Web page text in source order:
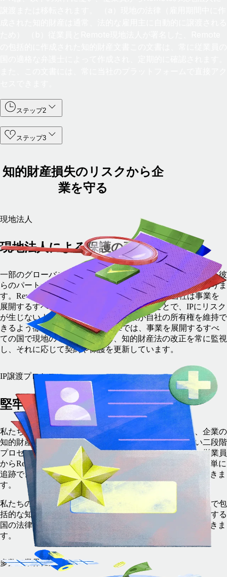
ステップ2
ステップ3
知的財産損失のリスクから企
業を守る
現地法人
現地法人による保護の強化
一部のグローバル雇用プロバイダーは、あなたの知的財産を彼
らのパートナーに渡すため、リスクが増大する可能性がありま
す。Remoteではそのようなことはありません。当社は事業を
展開するすべての国で現地法人を所有することで、IPにリスク
が生じないようにするとともに、企業が自社の所有権を維持で
きるよう徹底しています。Remoteでは、事業を展開するすべ
ての国で現地の専門家と協力し、知的財産法の改正を常に監視
し、それに応じて契約や保護を更新しています。
IP譲渡プロセス
堅牢な二段階の譲渡
私たちは企業に代わってチームメンバーを雇用する際、企業の
知的財産権を確実に保護するため、安全で透明性の高い二段階
プロセスを採用し、その権利を企業に直接譲渡します。従業員
からRemote現地法人、そして企業へと、IP譲渡の流れを簡単に
追跡できるため、IPが確実に保護されていることを確認できま
す。
私たちの現地および国際的な専門知識により、あらゆる国で包
括的な知的財産保護サービスを提供します。従業員が就労する
国の法律を完全に遵守し、常にすべてのIP所有権を譲受できま
す。
多数の業界に対応